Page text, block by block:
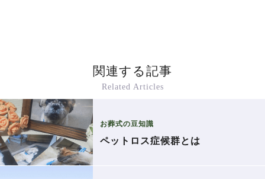
関連する記事
Related Articles
お葬式の豆知識
ペットロス症候群とは